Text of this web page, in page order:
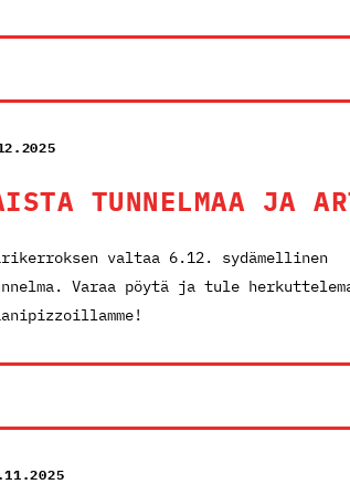
TUNNELMAA JA
valtaa 6.12. sydämellinen
Varaa pöytä ja tule